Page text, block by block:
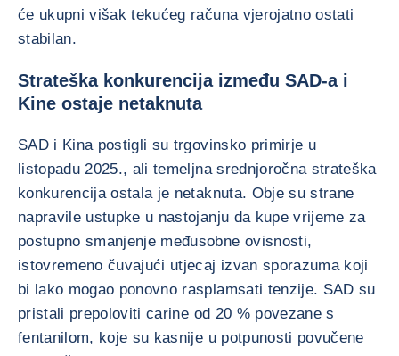
će ukupni višak tekućeg računa vjerojatno ostati
stabilan.
Strateška konkurencija između SAD-a i
Kine ostaje netaknuta
SAD i Kina postigli su trgovinsko primirje u
listopadu 2025., ali temeljna srednjoročna strateška
konkurencija ostala je netaknuta. Obje su strane
napravile ustupke u nastojanju da kupe vrijeme za
postupno smanjenje međusobne ovisnosti,
istovremeno čuvajući utjecaj izvan sporazuma koji
bi lako mogao ponovno rasplamsati tenzije. SAD su
pristali prepoloviti carine od 20 % povezane s
fentanilom, koje su kasnije u potpunosti povučene